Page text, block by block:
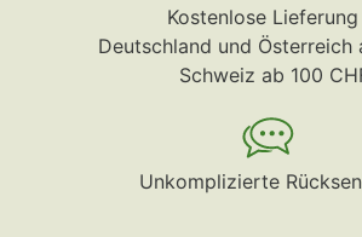
Kostenlose Lieferung
Deutschland und Österreich
Schweiz ab 100
Unkomplizierte